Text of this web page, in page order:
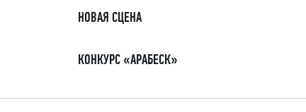
НОВАЯ СЦЕНА
КОНКУРС «АРАБЕСК»